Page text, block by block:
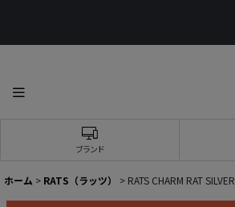
ブランド
ホーム > RATS（ラッツ） > RATS CHARM RAT SILVER